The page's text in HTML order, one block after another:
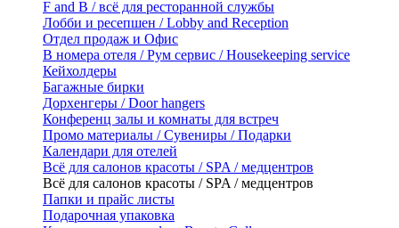
F and B / всё для ресторанной службы
Лобби и ресепшен / Lobby and Reception
Отдел продаж и Офис
В номера отеля / Рум сервис / Housekeeping service
Кейхолдеры
Багажные бирки
Дорхенгеры / Door hangers
Конференц залы и комнаты для встреч
Промо материалы / Сувениры / Подарки
Календари для отелей
Всё для салонов красоты / SPA / медцентров
Всё для салонов красоты / SPA / медцентров
Папки и прайс листы
Подарочная упаковка